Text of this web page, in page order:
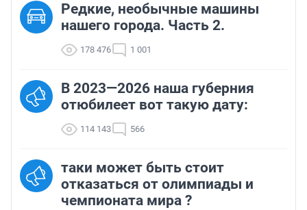
Редкие, необычные машины
нашего города. Часть 2.
178 476 1 001
В 2023—2026 наша губерния
отюбилеет вот такую дату:
114 143 566
таки может быть стоит
отказаться от олимпиады и
чемпионата мира ?